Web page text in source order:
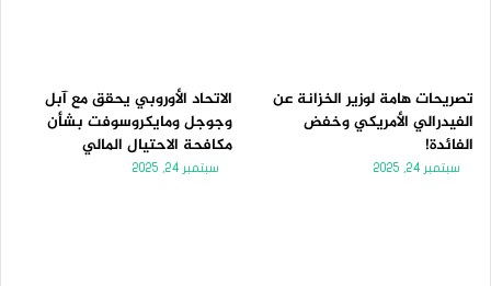
تصريحات هامة لوزير الخزانة عن
الفيدرالي الأمريكي وخفض
الفائدة!
سبتمبر 24, 2025
الاتحاد الأوروبي يحقق مع آبل
وجوجل ومايكروسوفت بشأن
مكافحة الاحتيال المالي
سبتمبر 24, 2025